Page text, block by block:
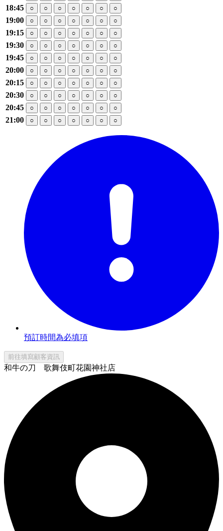
18:45 ○ ○ ○ ○ ○ ○ ○
19:00 ○ ○ ○ ○ ○ ○ ○
19:15 ○ ○ ○ ○ ○ ○ ○
19:30 ○ ○ ○ ○ ○ ○ ○
19:45 ○ ○ ○ ○ ○ ○ ○
20:00 ○ ○ ○ ○ ○ ○ ○
20:15 ○ ○ ○ ○ ○ ○ ○
20:30 ○ ○ ○ ○ ○ ○ ○
20:45 ○ ○ ○ ○ ○ ○ ○
21:00 ○ ○ ○ ○ ○ ○ ○
預訂時間為必填項
前往填寫顧客資訊
和牛の刀 歌舞伎町花園神社店